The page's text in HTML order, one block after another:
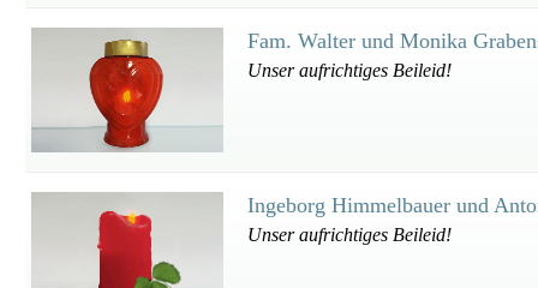
Fam. Walter und Monika
Unser aufrichtiges Beileid!
Ingeborg Himmelbauer und
Unser aufrichtiges Beileid!